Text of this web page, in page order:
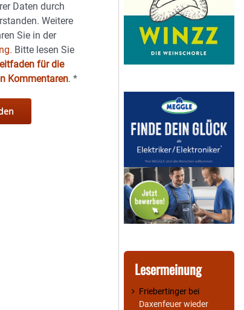
Daten durch
Weitere
Sie in der
Bitte lesen Sie
für die
Kommentaren.*
Lesermeinung
Friebertinger bei
Daxenfeuer wieder